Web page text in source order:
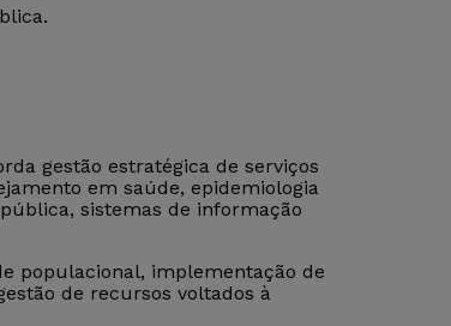
gestão estratégica de serviços
em saúde, epidemiologia
sistemas de informação
populacional, implementação de
de recursos voltados à